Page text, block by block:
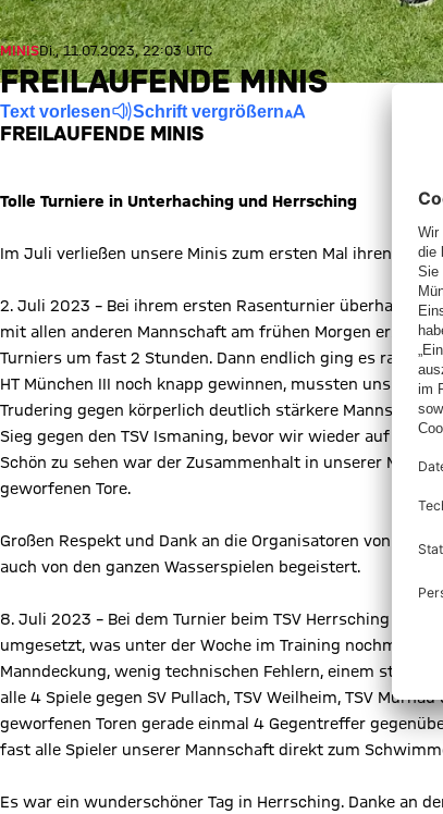
MINISDi., 11.07.2023, 22:03 UTC
FREILAUFENDE MINIS
Text vorlesen Schrift vergrößern
FREILAUFENDE MINIS
Tolle Turniere in Unterhaching und Herrsching
Im Juli verließen unsere Minis zum ersten Mal ihren
2. Juli 2023 – Bei ihrem ersten Rasenturnier überhaupt
mit allen anderen Mannschaft am frühen Morgen erst
Turniers um fast 2 Stunden. Dann endlich ging es raus
HT München III noch knapp gewinnen, mussten uns aber
Trudering gegen körperlich deutlich stärkere
Sieg gegen den TSV Ismaning, bevor wir wieder auf die
Schön zu sehen war der Zusammenhalt in unserer
geworfenen Tore.
Großen Respekt und Dank an die Organisatoren von HT
auch von den ganzen Wasserspielen begeistert.
8. Juli 2023 – Bei dem Turnier beim TSV Herrsching –
umgesetzt, was unter der Woche im Training nochmal
Manndeckung, wenig technischen Fehlern, einem
alle 4 Spiele gegen SV Pullach, TSV Weilheim, TSV
geworfenen Toren gerade einmal 4 Gegentreffer
fast alle Spieler unserer Mannschaft direkt zum
Es war ein wunderschöner Tag in Herrsching. Danke an